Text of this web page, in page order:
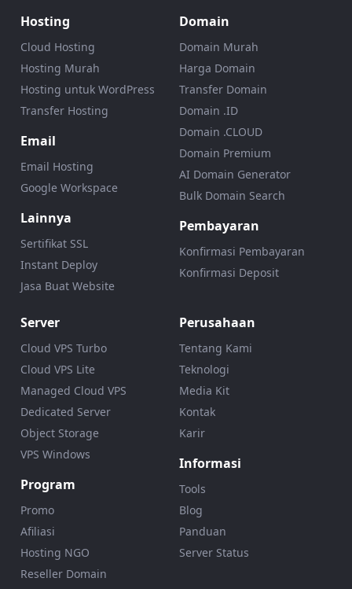
Hosting
Cloud Hosting
Hosting Murah
Hosting untuk WordPress
Transfer Hosting
Email
Email Hosting
Google Workspace
Lainnya
Sertifikat SSL
Instant Deploy
Jasa Buat Website
Domain
Domain Murah
Harga Domain
Transfer Domain
Domain .ID
Domain .CLOUD
Domain Premium
AI Domain Generator
Bulk Domain Search
Pembayaran
Konfirmasi Pembayaran
Konfirmasi Deposit
Server
Cloud VPS Turbo
Cloud VPS Lite
Managed Cloud VPS
Dedicated Server
Object Storage
VPS Windows
Program
Promo
Afiliasi
Hosting NGO
Reseller Domain
Perusahaan
Tentang Kami
Teknologi
Media Kit
Kontak
Karir
Informasi
Tools
Blog
Panduan
Server Status